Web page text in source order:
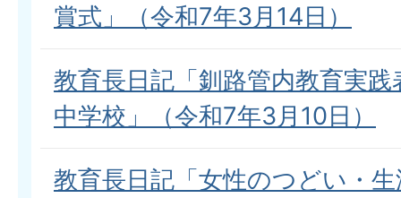
賞式」（令和7年3月14日）
教育長日記「釧路管内教育実
中学校」（令和7年3月10日）
教育長日記「女性のつどい・